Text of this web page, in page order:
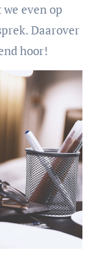
even op
Daarover
hoor!